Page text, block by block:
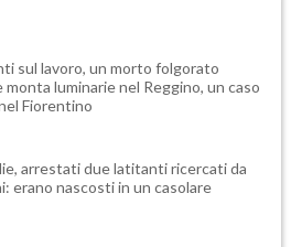
sul lavoro, un morto folgorato
monta luminarie nel Reggino, un caso
Fiorentino
arrestati due latitanti ricercati da
erano nascosti in un casolare